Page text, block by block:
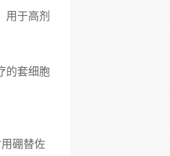
用于高剂
的套细胞
硼替佐